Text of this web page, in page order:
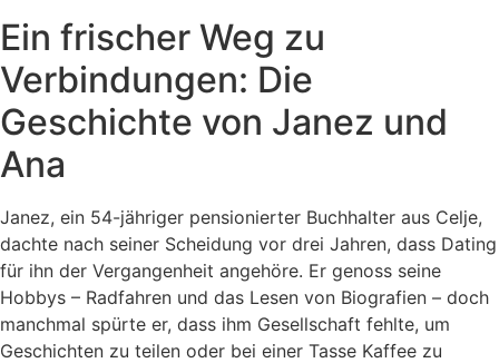
Ein frischer Weg zu
Verbindungen: Die
Geschichte von Janez und
Ana
Janez, ein 54-jähriger pensionierter Buchhalter aus Celje,
dachte nach seiner Scheidung vor drei Jahren, dass Dating
für ihn der Vergangenheit angehöre. Er genoss seine
Hobbys – Radfahren und das Lesen von Biografien – doch
manchmal spürte er, dass ihm Gesellschaft fehlte, um
Geschichten zu teilen oder bei einer Tasse Kaffee zu